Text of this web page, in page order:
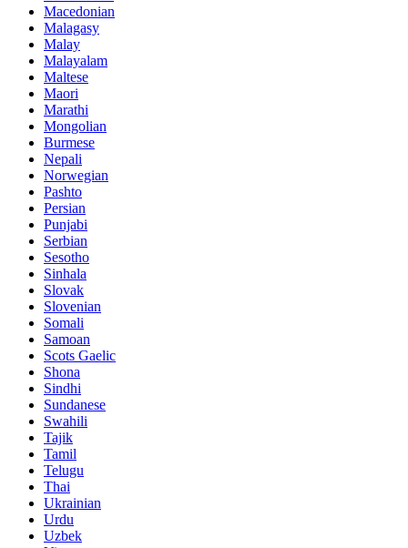
Macedonian
Malagasy
Malay
Malayalam
Maltese
Maori
Marathi
Mongolian
Burmese
Nepali
Norwegian
Pashto
Persian
Punjabi
Serbian
Sesotho
Sinhala
Slovak
Slovenian
Somali
Samoan
Scots Gaelic
Shona
Sindhi
Sundanese
Swahili
Tajik
Tamil
Telugu
Thai
Ukrainian
Urdu
Uzbek